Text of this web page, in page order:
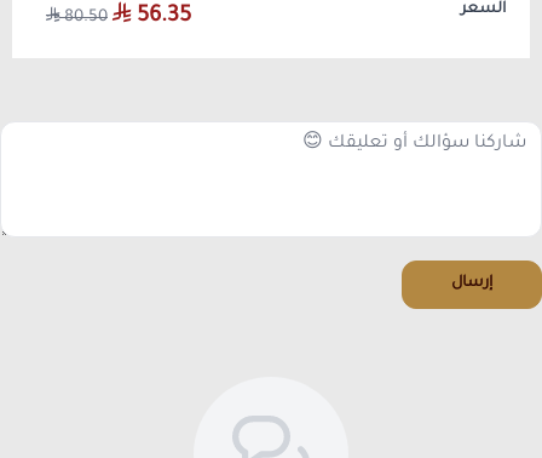
السعر 56.35
80.50
إرسال